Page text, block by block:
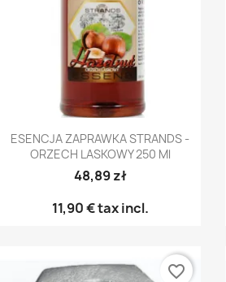
Γρήγορη προβολή
ESENCJA ZAPRAWKA STRANDS -
ORZECH LASKOWY 250 Ml
48,89 zł
11,90 €tax incl.
favorite_border